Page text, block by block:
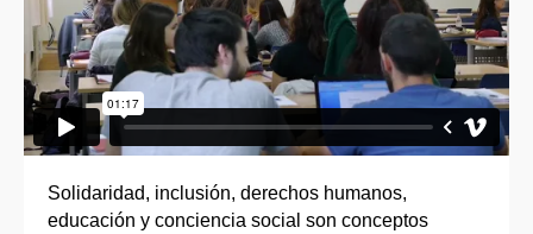
Solidaridad, inclusión, derechos humanos,
educación y conciencia social son conceptos